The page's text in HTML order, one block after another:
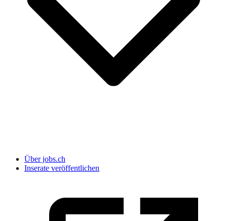
Über jobs.ch
Inserate veröffentlichen